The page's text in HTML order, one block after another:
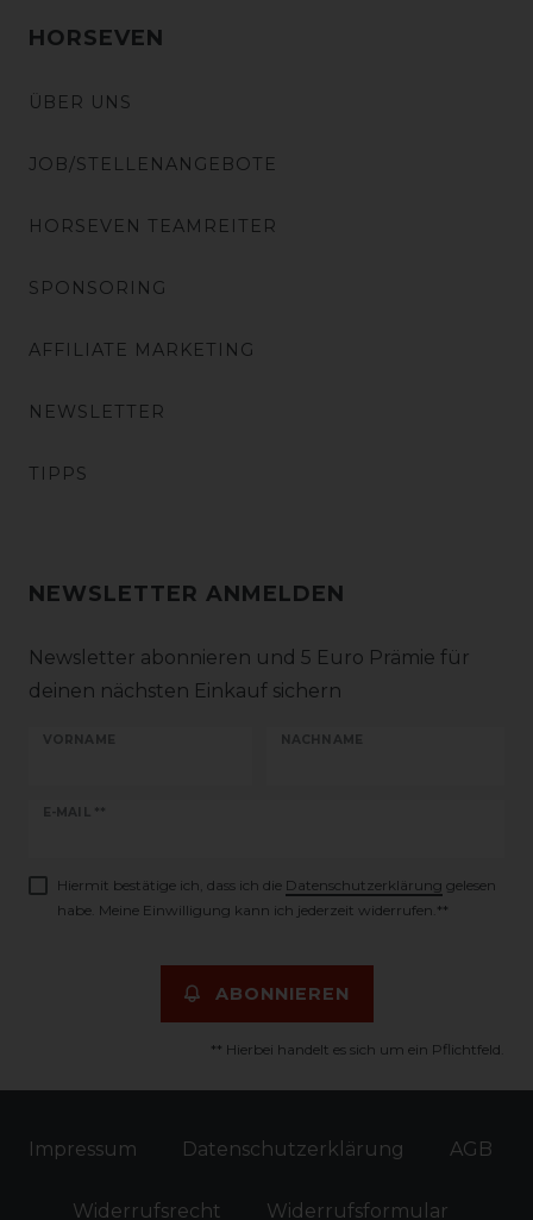
HORSEVEN
ÜBER UNS
JOB/STELLENANGEBOTE
HORSEVEN TEAMREITER
SPONSORING
AFFILIATE MARKETING
NEWSLETTER
TIPPS
NEWSLETTER ANMELDEN
Newsletter abonnieren und 5 Euro Prämie für
deinen nächsten Einkauf sichern
VORNAME NACHNAME
E-MAIL **
Newsletter
Hiermit bestätige ich, dass ich die Daten­schutz­erklärung gelesen
habe. Meine Einwilligung kann ich jederzeit widerrufen.**
ABONNIEREN
** Hierbei handelt es sich um ein Pflichtfeld.
Impressum Daten­schutz­erklärung AGB
Widerrufs­recht Widerrufs­formular